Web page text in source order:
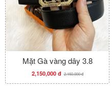
Mặt Gà vàng dây 3.8
2,150,000 đ 2,150,000 đ